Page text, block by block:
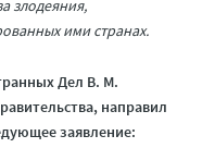
злодеяния,
ими странах.
Дел В. М.
направил
заявление: